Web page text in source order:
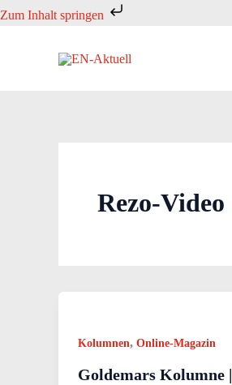
Zum Inhalt springen
Zum
Rezo-Video
Kolumnen, Online-Magazin
Goldemars Kolumne |